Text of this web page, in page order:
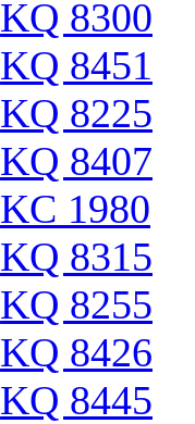
KQ 8300
KQ 8451
KQ 8225
KQ 8407
KC 1980
KQ 8315
KQ 8255
KQ 8426
KQ 8445